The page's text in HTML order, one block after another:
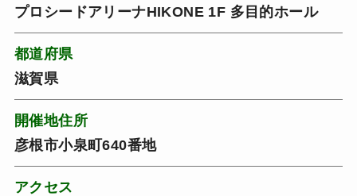
プロシードアリーナHIKONE 1F 多目的ホール
都道府県
滋賀県
開催地住所
彦根市小泉町640番地
アクセス